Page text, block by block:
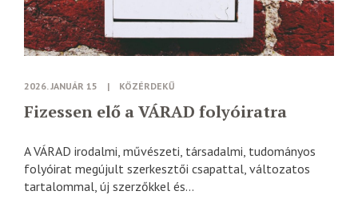
2026. JANUÁR 15 | KÖZÉRDEKŰ
Fizessen elő a VÁRAD folyóiratra
A VÁRAD irodalmi, művészeti, társadalmi, tudományos
folyóirat megújult szerkesztői csapattal, változatos
tartalommal, új szerzőkkel és...